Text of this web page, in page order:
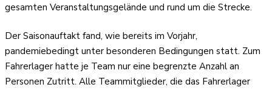
gesamten Veranstaltungsgelände und rund um die Strecke.
Der Saisonauftakt fand, wie bereits im Vorjahr,
pandemiebedingt unter besonderen Bedingungen statt. Zum
Fahrerlager hatte je Team nur eine begrenzte Anzahl an
Personen Zutritt. Alle Teammitglieder, die das Fahrerlager